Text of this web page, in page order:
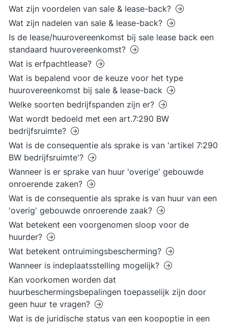
Wat zijn voordelen van sale & lease-back?
Wat zijn nadelen van sale & lease-back?
Is de lease/huurovereenkomst bij sale lease back een
standaard huurovereenkomst?
Wat is erfpachtlease?
Wat is bepalend voor de keuze voor het type
huurovereenkomst bij sale & lease-back
Welke soorten bedrijfspanden zijn er?
Wat wordt bedoeld met een art.7:290 BW
bedrijfsruimte?
Wat is de consequentie als sprake is van 'artikel 7:290
BW bedrijfsruimte'?
Wanneer is er sprake van huur 'overige' gebouwde
onroerende zaken?
Wat is de consequentie als sprake is van huur van een
'overig' gebouwde onroerende zaak?
Wat betekent een voorgenomen sloop voor de
huurder?
Wat betekent ontruimingsbescherming?
Wanneer is indeplaatsstelling mogelijk?
Kan voorkomen worden dat
huurbeschermingsbepalingen toepasselijk zijn door
geen huur te vragen?
Wat is de juridische status van een koopoptie in een